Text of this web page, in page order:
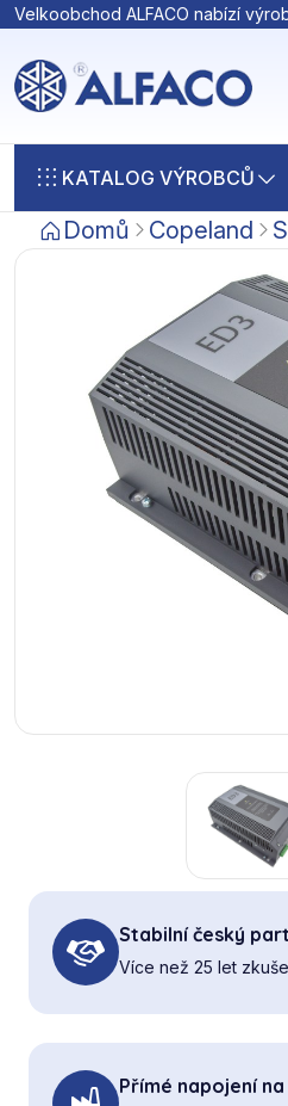
Velkoobchod ALFACO nabízí
KATALOG VÝROBCŮ
Domů Copeland
Stabilní český
Více než 25 let
Přímé napojení